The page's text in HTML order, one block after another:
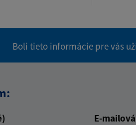
Boli tieto informácie pre vás
E-